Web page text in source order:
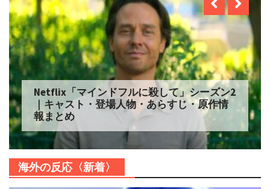
Netflix「マインドフルに殺して」シーズン2
｜キャスト・登場人物・あらすじ・原作情
報まとめ
海外の反応〈新着〉